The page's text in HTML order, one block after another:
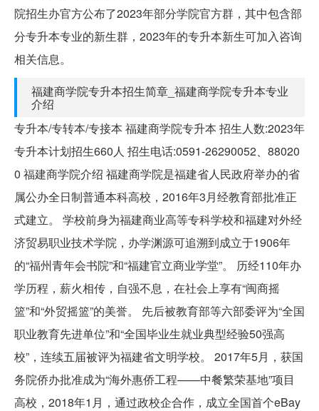
院招生办官方公布了2023年部分学院官方群，其中包含部
分专升本专业的新生群，2023年的专升本新生可加入咨询
相关信息。
福建商学院专升本招生简章_福建商学院专升本专业
介绍
专升本/专转本/专接本 福建商学院专升本 招生人数:2023年
专升本计划招生660人 招生电话:0591-26290052、88020
0 福建商学院介绍 福建商学院是福建省人民政府举办的省
属公办全日制普通本科高校，2016年3月经教育部批准正
式建立。 学校前身为福建商业高等专科学校和福建对外经
济贸易职业技术学院，办学渊源可追溯到成立于1906年
的“福州青年会书院”和“福建官立商业学堂”。 历经110年办
学历程，薪火相传，自强不息，在社会上享有“闽商摇
篮”和“外贸摇篮”的美誉。 先后被教育部等六部委评为“全国
职业教育先进单位”和“全国毕业生就业典型经验50强高
校”，连续五届被评为福建省文明学校。 2017年5月，获国
务院侨办批准成为“海外惠侨工程——中餐繁荣基地”项目
高校，2018年1月，通过政校企合作，成立全国首个eBay